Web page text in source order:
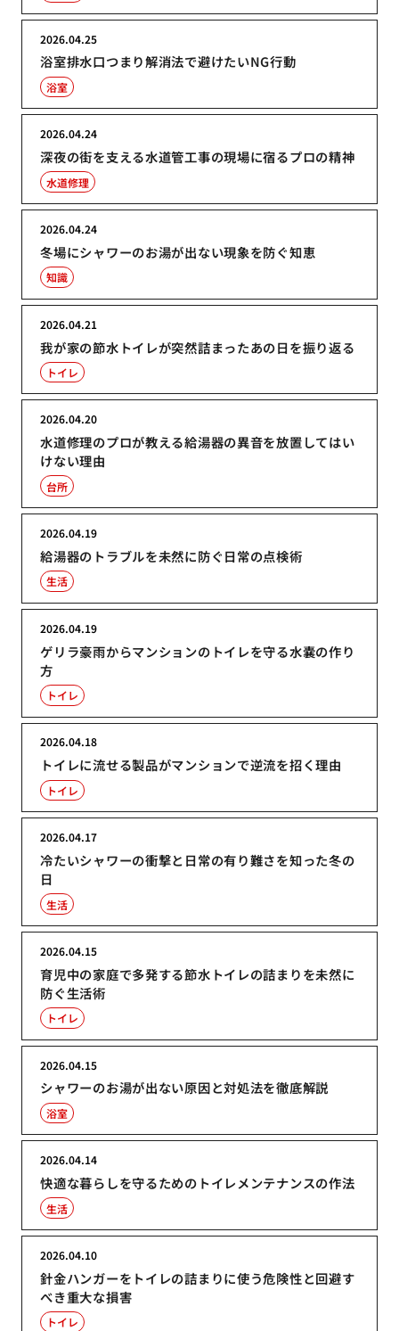
浴室排水口つまり解消法で避けたいNG行動
2026.04.25
浴室
深夜の街を支える水道管工事の現場に宿るプロの精神
2026.04.24
水道修理
冬場にシャワーのお湯が出ない現象を防ぐ知恵
2026.04.24
知識
我が家の節水トイレが突然詰まったあの日を振り返る
2026.04.21
トイレ
水道修理のプロが教える給湯器の異音を放置してはい
けない理由
2026.04.20
台所
給湯器のトラブルを未然に防ぐ日常の点検術
2026.04.19
生活
ゲリラ豪雨からマンションのトイレを守る水嚢の作り
方
2026.04.19
トイレ
トイレに流せる製品がマンションで逆流を招く理由
2026.04.18
トイレ
冷たいシャワーの衝撃と日常の有り難さを知った冬の
日
2026.04.17
生活
育児中の家庭で多発する節水トイレの詰まりを未然に
防ぐ生活術
2026.04.15
トイレ
シャワーのお湯が出ない原因と対処法を徹底解説
2026.04.15
浴室
快適な暮らしを守るためのトイレメンテナンスの作法
2026.04.14
生活
針金ハンガーをトイレの詰まりに使う危険性と回避す
べき重大な損害
2026.04.10
トイレ